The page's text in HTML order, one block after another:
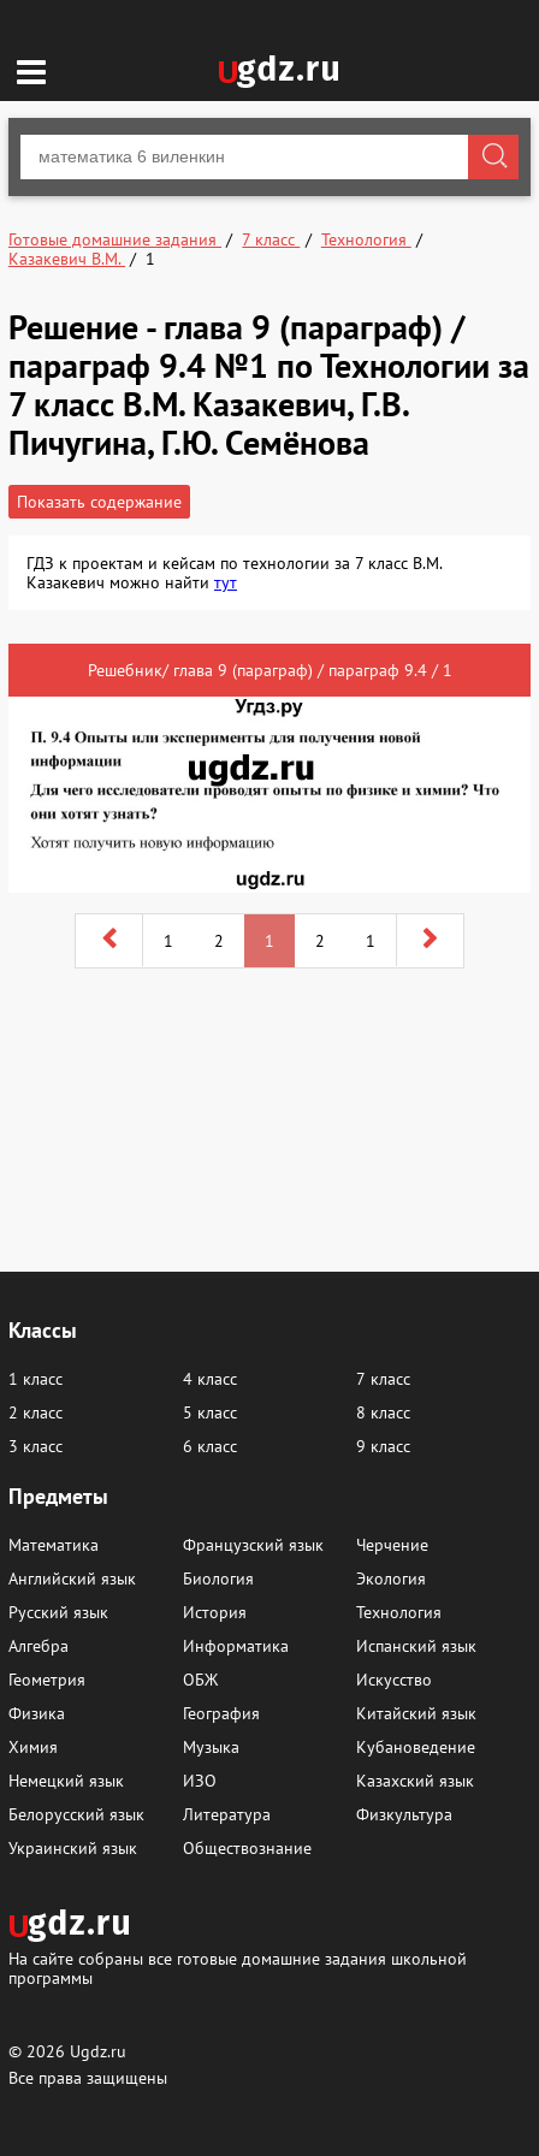
Готовые домашние задания 7 класс
Технология
Казакевич В.М.
1
Решение - глава 9 (параграф) /
параграф 9.4 №1 по Технологии за
7 класс В.М. Казакевич, Г.В.
Пичугина, Г.Ю. Семёнова
Показать содержание
ГДЗ к проектам и кейсам по технологии за 7 класс В.М.
Казакевич можно найти тут
Решебник/ глава 9 (параграф) / параграф 9.4 / 1
1 2 1 2 1
Классы
1 класс
2 класс
3 класс
4 класс
5 класс
6 класс
7 класс
8 класс
9 класс
Предметы
Математика
Английский язык
Русский язык
Алгебра
Геометрия
Физика
Химия
Немецкий язык
Белорусский язык
Украинский язык
Французский язык
Биология
История
Информатика
ОБЖ
География
Музыка
ИЗО
Литература
Обществознание
Черчение
Экология
Технология
Испанский язык
Искусство
Китайский язык
Кубановедение
Казахский язык
Физкультура
На сайте собраны все готовые домашние задания школьной
программы
© 2026 Ugdz.ru
Все права защищены